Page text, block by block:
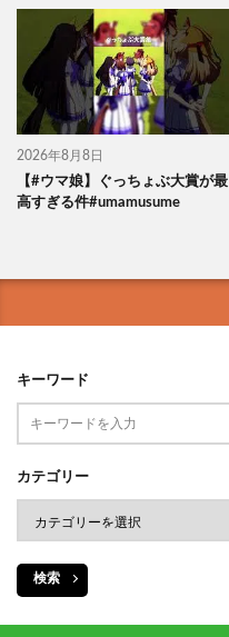
2026年8月8日
【#ウマ娘】ぐっちょぶ大賞が最
高すぎる件#umamusume
キーワード
カテゴリー
検索